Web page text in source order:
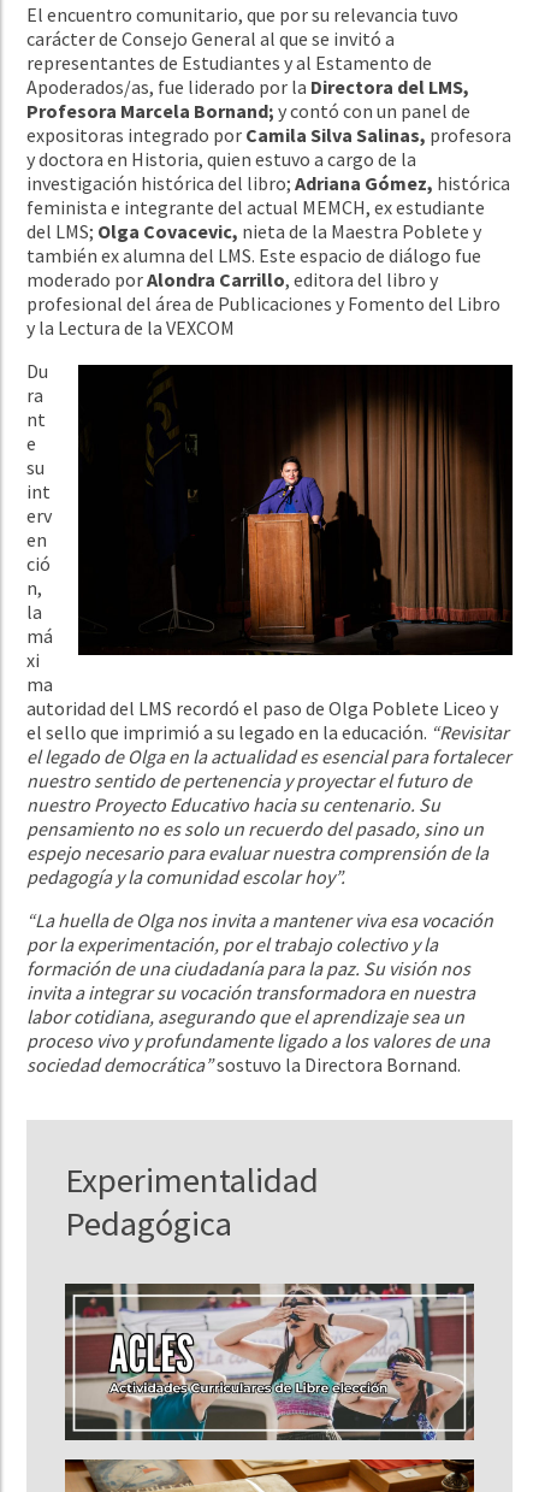
El encuentro comunitario, que por su relevancia tuvo
carácter de Consejo General al que se invitó a
representantes de Estudiantes y al Estamento de
Apoderados/as, fue liderado por la Directora del LMS,
Profesora Marcela Bornand; y contó con un panel de
expositoras integrado por Camila Silva Salinas, profesora
y doctora en Historia, quien estuvo a cargo de la
investigación histórica del libro;Adriana Gómez, histórica
feminista e integrante del actual MEMCH, ex estudiante
del LMS; Olga Covacevic, nieta de la Maestra Poblete y
también ex alumna del LMS. Este espacio de diálogo fue
moderado porAlondra Carrillo, editora del libro y
profesional del área de Publicaciones y Fomento del Libro
y la Lectura de la VEXCOM
Du
ra
nt
e
su
int
erv
en
ció
n,
la
má
xi
ma
autoridad del LMS recordó el paso de Olga Poblete Liceo y
el sello que imprimió a su legado en la educación. “Revisitar
el legado de Olga en la actualidad es esencial para fortalecer
nuestro sentido de pertenencia y proyectar el futuro de
nuestro Proyecto Educativo hacia su centenario. Su
pensamiento no es solo un recuerdo del pasado, sino un
espejo necesario para evaluar nuestra comprensión de la
pedagogía y la comunidad escolar hoy”.
“La huella de Olga nosinvita a mantener viva esa vocación
por la experimentación, por el trabajo colectivo y la
formación de una ciudadanía para la paz. Su visión nos
invita a integrar su vocación transformadora en nuestra
labor cotidiana, asegurando que el aprendizaje sea un
proceso vivo y profundamente ligado a los valores de una
sociedad democrática”sostuvo la Directora Bornand.
Experimentalidad
Pedagógica